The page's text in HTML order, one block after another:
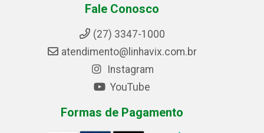
Fale Conosco
(27) 3347-1000
atendimento@linhavix.com.br
Instagram
YouTube
Formas de Pagamento